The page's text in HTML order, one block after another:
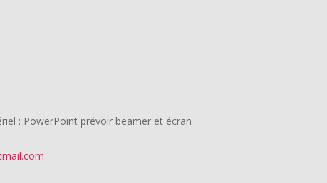
: PowerPoint prévoir beamer et écran